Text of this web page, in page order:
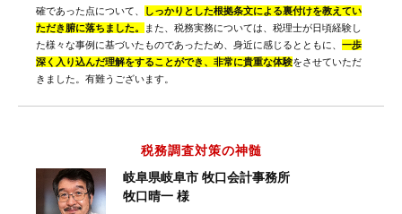
確であった点について、
しっかりとした根拠条文による裏付けを教えてい
ただき腑に落ちました。
また、税務実務については、税理士が日頃経験し
た様々な事例に基づいたものであったため、身近に感じるとともに、 一歩
深く入り込んだ理解をすることができ、非常に貴重な体験をさせていただ
きました。有難うございます。
税務調査対策の神髄
岐阜県岐阜市 牧口会計事務所
牧口晴一 様